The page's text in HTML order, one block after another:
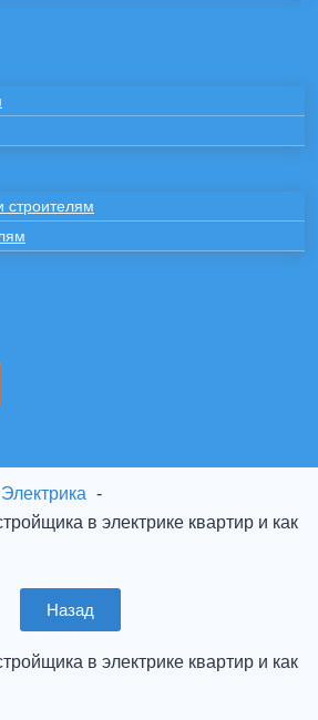
строителям
Электрика
в электрике квартир и как
Назад
в электрике квартир и как